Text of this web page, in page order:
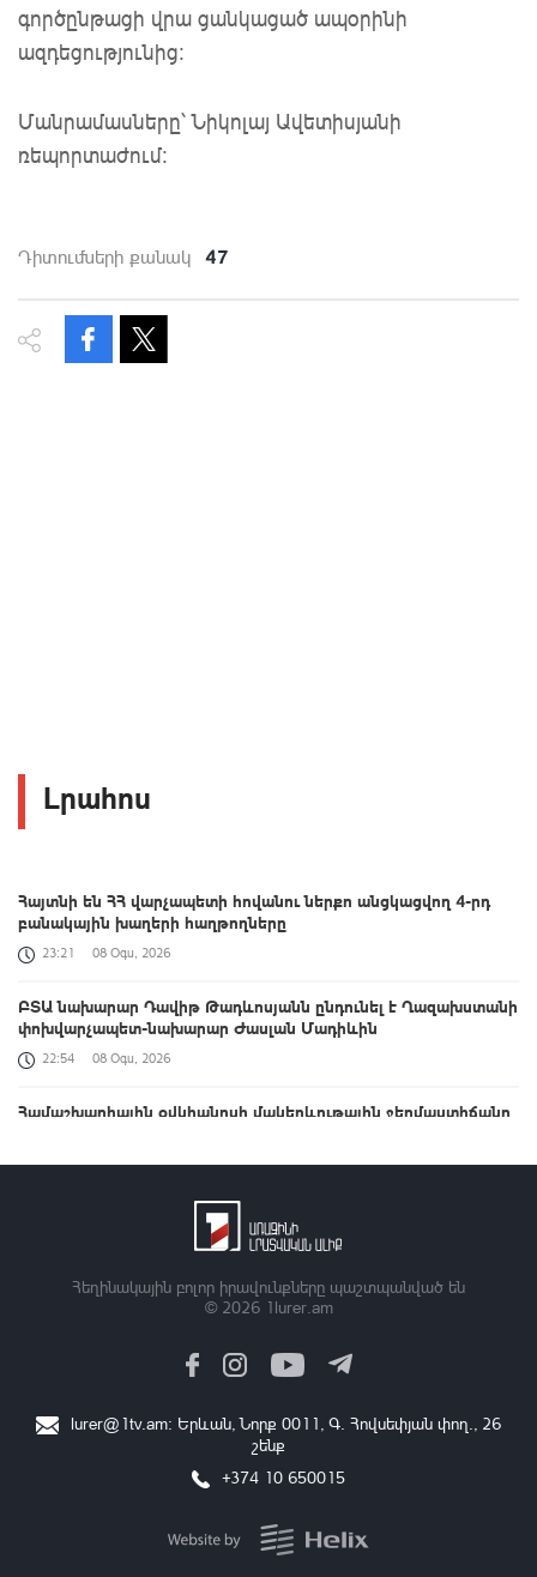
գործընթացի վրա ցանկացած ապօրինի
ազդեցությունից:
Մանրամասները՝ Նիկոլայ Ավետիսյանի
ռեպորտաժում:
Դիտումների քանակ 47
Լրահոս
Հայտնի են ՀՀ վարչապետի հովանու ներքո անցկացվող 4-րդ
բանակային խաղերի հաղթողները
23:21 08 Օգս, 2026
ԲՏԱ նախարար Դավիթ Թադևոսյանն ընդունել է Ղազախստանի
փոխվարչապետ-նախարար Ժասլան Մադիևին
22:54 08 Օգս, 2026
Համաշխարհային օվկիանոսի մակերևութային ջերմաստիճանը
22:20 08 Օգս, 2026
1-ին փուլում 500 մլն դոլար, 2-րդում՝ ավելի քան 4 մլրդ դոլարի
ներդրում. Firebird AI գործարանի բացումը
TRIPP-ի կառուցումը սկսելու հաստատակամությունը
վերականգնում. նշվում է Շինարարի օրը
Հեղինակային բոլոր իրավունքները պաշտպանված են
© 2026 1lurer.am
lurer@1tv.am։ Երևան, Նորք 0011, Գ․ Հովսեփյան փող., 26
շենք
+374 10 650015